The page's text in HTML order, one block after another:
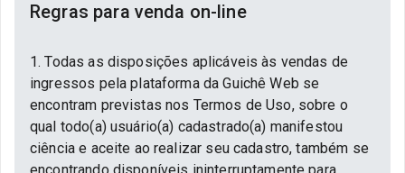
Regras para venda on-line
1. Todas as disposições aplicáveis às vendas de
ingressos pela plataforma da Guichê Web se
encontram previstas nos Termos de Uso, sobre o
qual todo(a) usuário(a) cadastrado(a) manifestou
ciência e aceite ao realizar seu cadastro, também se